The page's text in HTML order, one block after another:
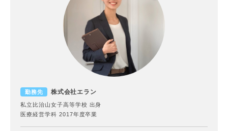
勤務先 株式会社エラン
私立比治山女子高等学校 出身
医療経営学科 2017年度卒業